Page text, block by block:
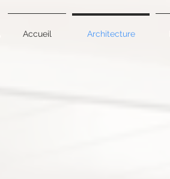
Accueil Architecture